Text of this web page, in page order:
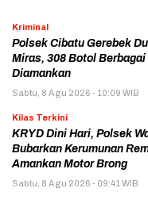
Kriminal
Polsek Cibatu Gerebek
Miras, 308 Botol
Diamankan
Sabtu, 8 Agu 2026 - 10:09 WIB
Kilas Terkini
KRYD Dini Hari, Polsek
Bubarkan Kerumunan
Amankan Motor Brong
Sabtu, 8 Agu 2026 - 09:41 WIB